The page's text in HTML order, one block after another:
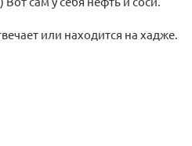
или находится на хадже.